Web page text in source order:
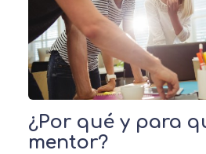
¿Por qué y para
mentor?